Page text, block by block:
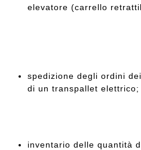
elevatore (carrello
spedizione degli ordini
di un
inventario delle quantità